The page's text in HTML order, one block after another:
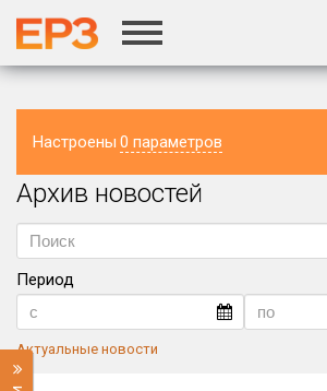
Настроены 0 параметров
Регион
Архив новостей
Период
Актуальные новости